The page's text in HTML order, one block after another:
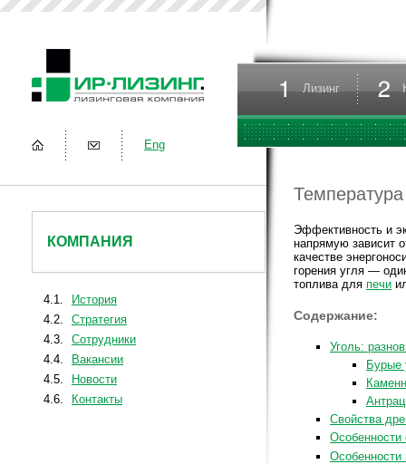
Eng
КОМПАНИЯ
4.1.
История
4.2.
Стратегия
4.3.
Сотрудники
4.4.
Вакансии
4.5.
Новости
4.6.
Контакты
Лизинг
Эффективность и
напрямую зависит
качестве
горения угля —
топлива для печи
Содержание:
Уголь:
Бурые
Свойства
Особенности
Особенности